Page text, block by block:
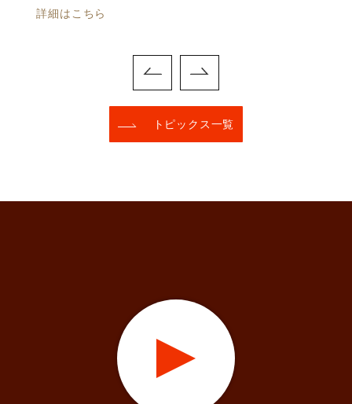
詳細はこちら
トピックス一覧